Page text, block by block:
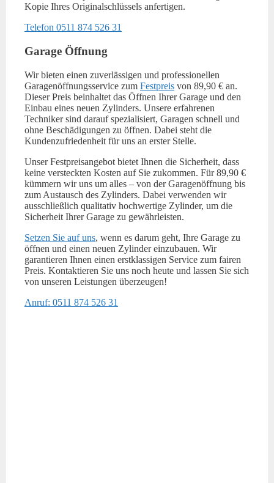
Kopie Ihres Originalschlüssels anfertigen.
Telefon 0511 874 526 31
Garage Öffnung
Wir bieten einen zuverlässigen und professionellen
Garagenöffnungsservice zum Festpreis von 89,90 € an.
Dieser Preis beinhaltet das Öffnen Ihrer Garage und den
Einbau eines neuen Zylinders. Unsere erfahrenen
Techniker sind darauf spezialisiert, Garagen schnell und
ohne Beschädigungen zu öffnen. Dabei steht die
Kundenzufriedenheit für uns an erster Stelle.
Unser Festpreisangebot bietet Ihnen die Sicherheit, dass
keine versteckten Kosten auf Sie zukommen. Für 89,90 €
kümmern wir uns um alles – von der Garagenöffnung bis
zum Austausch des Zylinders. Dabei verwenden wir
ausschließlich qualitativ hochwertige Zylinder, um die
Sicherheit Ihrer Garage zu gewährleisten.
Setzen Sie auf uns, wenn es darum geht, Ihre Garage zu
öffnen und einen neuen Zylinder einzubauen. Wir
garantieren Ihnen einen erstklassigen Service zum fairen
Preis. Kontaktieren Sie uns noch heute und lassen Sie sich
von unseren Leistungen überzeugen!
Anruf: 0511 874 526 31